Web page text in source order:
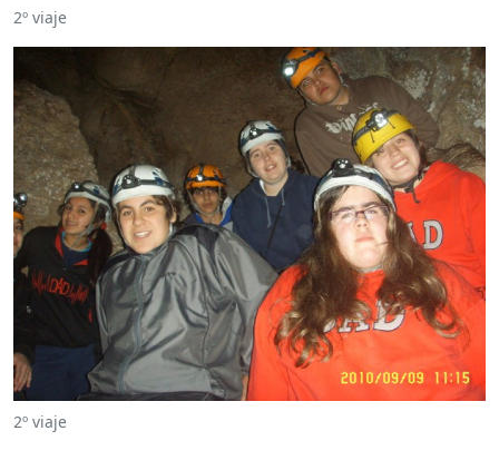
2º viaje
2º viaje